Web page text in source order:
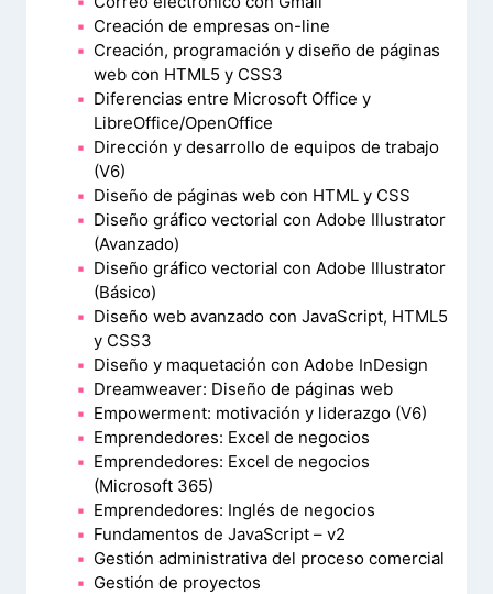
Creación de empresas on-line
Creación, programación y diseño de páginas
web con HTML5 y CSS3
Diferencias entre Microsoft Office y
LibreOffice/OpenOffice
Dirección y desarrollo de equipos de trabajo
(V6)
Diseño de páginas web con HTML y CSS
Diseño gráfico vectorial con Adobe Illustrator
(Avanzado)
Diseño gráfico vectorial con Adobe Illustrator
(Básico)
Diseño web avanzado con JavaScript, HTML5
y CSS3
Diseño y maquetación con Adobe InDesign
Dreamweaver: Diseño de páginas web
Empowerment: motivación y liderazgo (V6)
Emprendedores: Excel de negocios
Emprendedores: Excel de negocios
(Microsoft 365)
Emprendedores: Inglés de negocios
Fundamentos de JavaScript – v2
Gestión administrativa del proceso comercial
Gestión de proyectos